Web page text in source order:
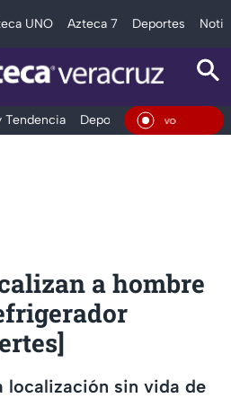
UNO Azteca 7 Deportes
Tendencia Deportes Espectáculos
En
a hombre
localización sin vida de